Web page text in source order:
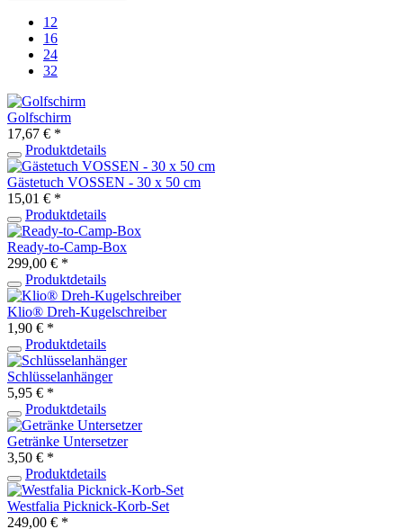
12
16
24
32
Golfschirm
17,67 € *
Produktdetails
Gästetuch VOSSEN - 30 x 50 cm
15,01 € *
Produktdetails
Ready-to-Camp-Box
299,00 € *
Produktdetails
Klio® Dreh-Kugelschreiber
1,90 € *
Produktdetails
Schlüsselanhänger
5,95 € *
Produktdetails
Getränke Untersetzer
3,50 € *
Produktdetails
Westfalia Picknick-Korb-Set
249,00 € *